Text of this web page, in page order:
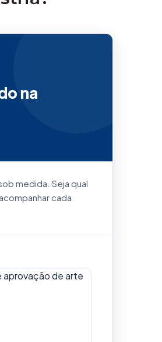
na
medida. Seja qual
cada